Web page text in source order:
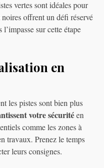
vertes sont idéales pour
offrent un défi réservé
sur cette étape
en
les pistes sont bien plus
votre sécuritéen
comme les zones à
travaux. Prenez le temps
leurs consignes.